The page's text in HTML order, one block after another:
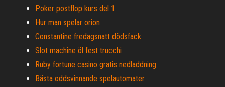
Poker postflop kurs del 1
Hur man spelar orion
Constantine fredagsnatt dödsfack
Slot machine öl fest trucchi
Ruby fortune casino gratis nedladdning
Bästa oddsvinnande spelautomater